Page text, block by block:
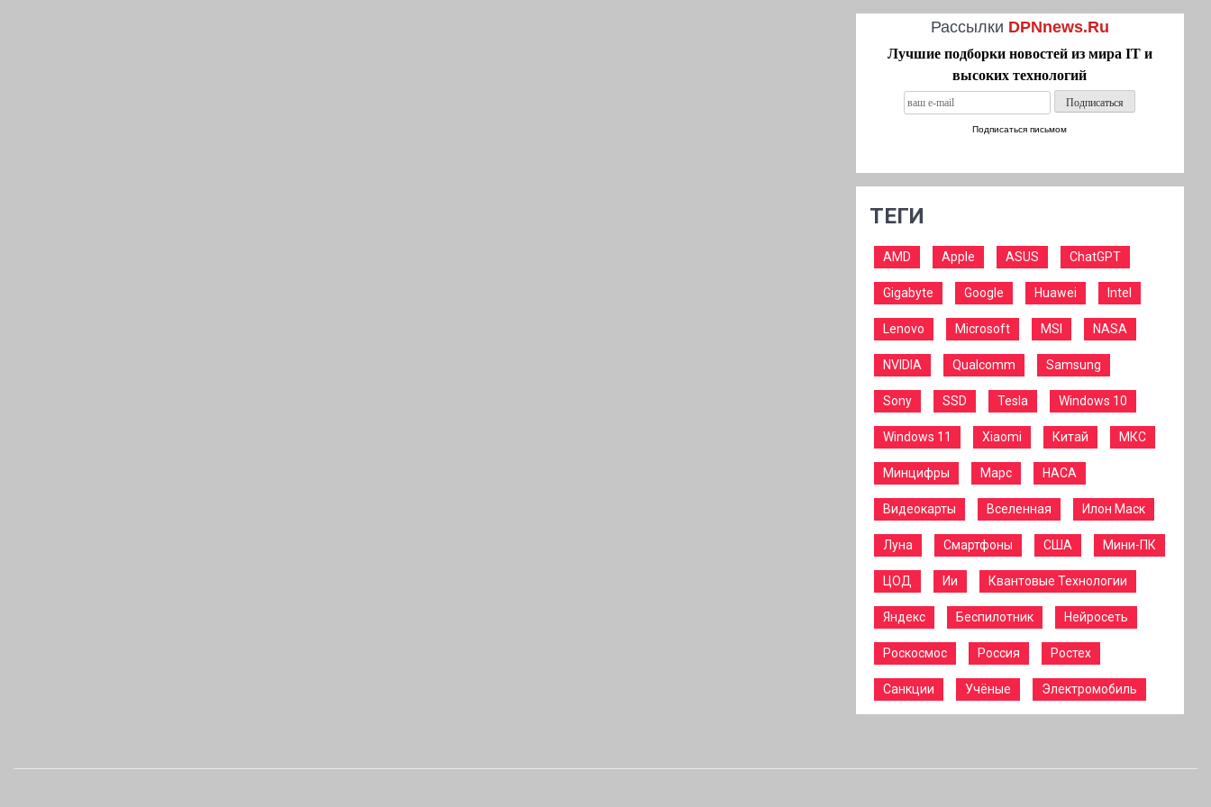
Рассылки DPNnews.Ru
Лучшие подборки новостей из мира IT и
высоких технологий
Подписаться письмом
ТЕГИ
AMD Apple ASUS ChatGPT
Gigabyte Google Huawei Intel
Lenovo Microsoft MSI NASA
NVIDIA Qualcomm Samsung
Sony SSD Tesla Windows 10
Windows 11 Xiaomi Китай МКС
Минцифры Марс НАСА
Видеокарты Вселенная Илон Маск
Луна Смартфоны США Мини-ПК
ЦОД Ии Квантовые Технологии
Яндекс Беспилотник Нейросеть
Роскосмос Россия Ростех
Санкции Учёные Электромобиль